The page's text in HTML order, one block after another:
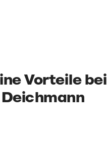
Vorteile bei
Deichmann